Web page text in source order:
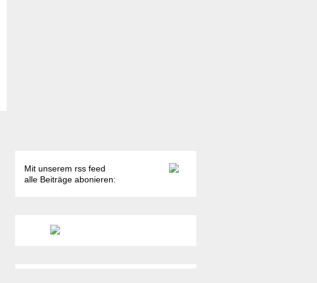
Mit unserem rss feed
alle Beiträge abonieren: